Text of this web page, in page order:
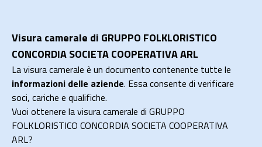
Visura camerale di GRUPPO FOLKLORISTICO
CONCORDIA SOCIETA COOPERATIVA ARL
La visura camerale è un documento contenente tutte le
informazioni delle aziende. Essa consente di verificare
soci, cariche e qualifiche.
Vuoi ottenere la visura camerale di GRUPPO
FOLKLORISTICO CONCORDIA SOCIETA COOPERATIVA
ARL?